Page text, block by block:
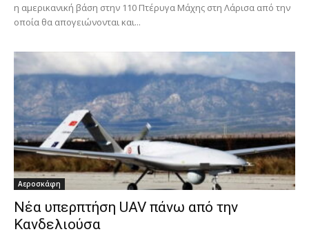
η αμερικανική βάση στην 110 Πτέρυγα Μάχης στη Λάρισα από την
οποία θα απογειώνονται και...
Αεροσκάφη
Νέα υπερπτήση UAV πάνω από την
Κανδελιούσα